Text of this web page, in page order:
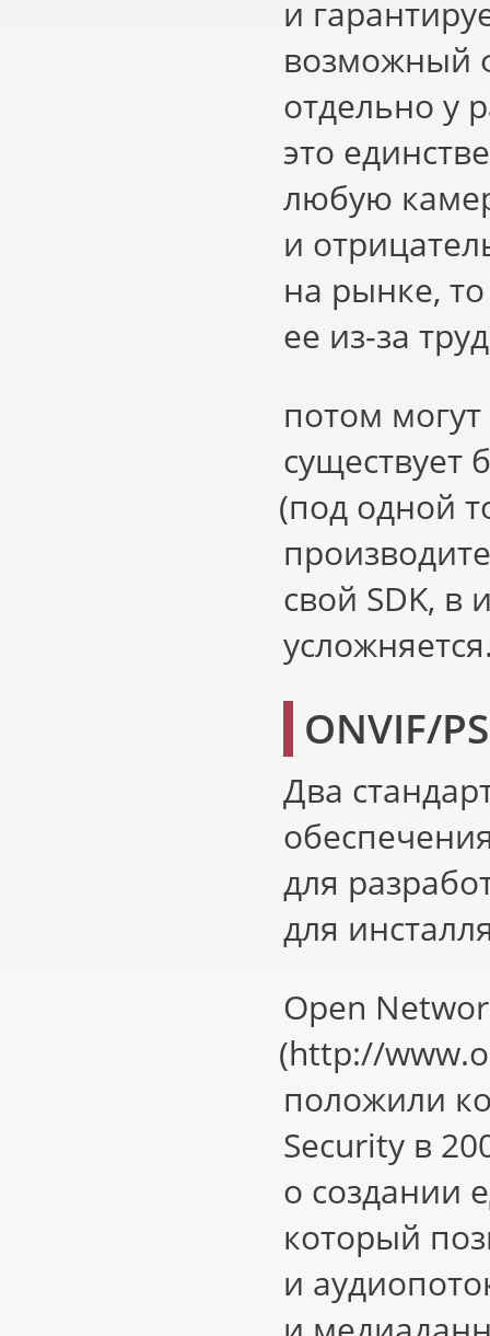
и
возможный
отдельно у
это
любую
и
на рынке,
ее из-за
потом
существует
(под одной
свой SDK, в
ONVIF/
Два
для
для
Open
(http://
положили
Security в
о создании
который
и